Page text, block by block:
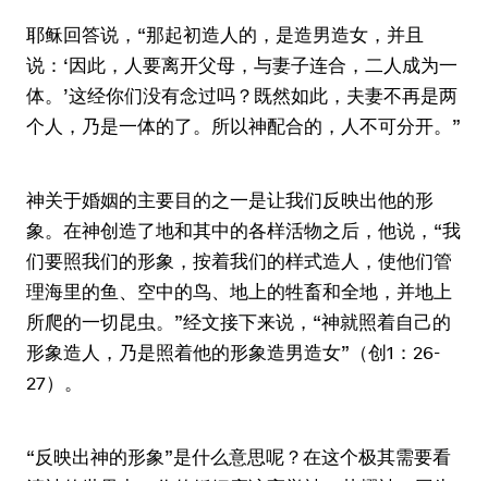
耶稣回答说，“那起初造人的，是造男造女，并且
说：‘因此，人要离开父母，与妻子连合，二人成为一
体。’这经你们没有念过吗？既然如此，夫妻不再是两
个人，乃是一体的了。所以神配合的，人不可分开。”
神关于婚姻的主要目的之一是让我们反映出他的形
象。在神创造了地和其中的各样活物之后，他说，“我
们要照我们的形象，按着我们的样式造人，使他们管
理海里的鱼、空中的鸟、地上的牲畜和全地，并地上
所爬的一切昆虫。”经文接下来说，“神就照着自己的
形象造人，乃是照着他的形象造男造女”（创1：26-
27）。
“反映出神的形象”是什么意思呢？在这个极其需要看